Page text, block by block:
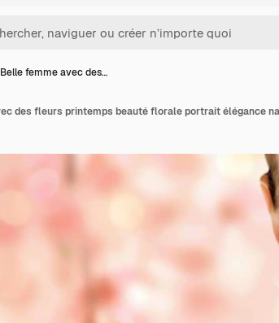
Belle femme avec des…